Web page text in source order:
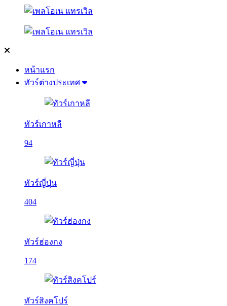
หน้าแรก
ทัวร์ต่างประเทศ
ทัวร์เกาหลี
94
ทัวร์ญี่ปุ่น
404
ทัวร์ฮ่องกง
174
ทัวร์สิงคโปร์